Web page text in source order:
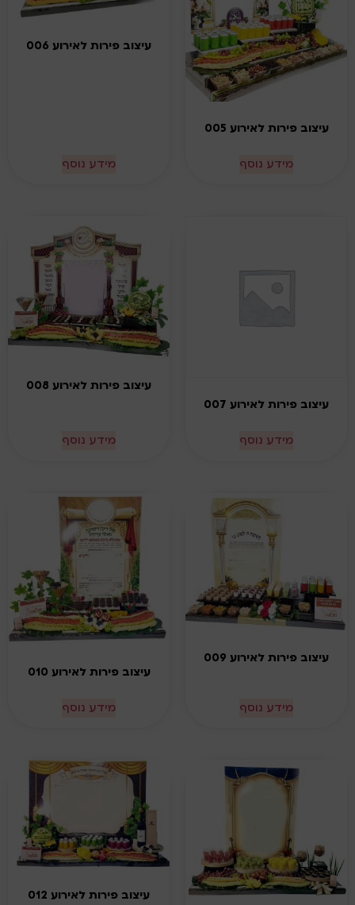
עיצוב פירות לאירוע 005
מידע נוסף
עיצוב פירות לאירוע 006
מידע נוסף
עיצוב פירות לאירוע 007
מידע נוסף
עיצוב פירות לאירוע 008
מידע נוסף
עיצוב פירות לאירוע 009
מידע נוסף
עיצוב פירות לאירוע 010
מידע נוסף
עיצוב פירות לאירוע 012